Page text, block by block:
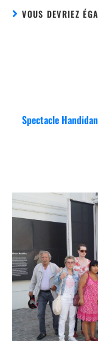
VOUS DEVRIEZ
Spectacle